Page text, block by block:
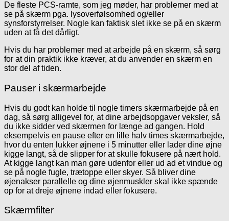
De fleste PCS-ramte, som jeg møder, har problemer med at
se på skærm pga. lysoverfølsomhed og/eller
synsforstyrrelser. Nogle kan faktisk slet ikke se på en skærm
uden at få det dårligt.
Hvis du har problemer med at arbejde på en skærm, så sørg
for at din praktik ikke kræver, at du anvender en skærm en
stor del af tiden.
Pauser i skærmarbejde
Hvis du godt kan holde til nogle timers skærmarbejde på en
dag, så sørg alligevel for, at dine arbejdsopgaver veksler, så
du ikke sidder ved skærmen for længe ad gangen. Hold
eksempelvis en pause efter en lille halv times skærmarbejde,
hvor du enten lukker øjnene i 5 minutter eller lader dine øjne
kigge langt, så de slipper for at skulle fokusere på nært hold.
At kigge langt kan man gøre udenfor eller ud ad et vindue og
se på nogle fugle, trætoppe eller skyer. Så bliver dine
øjenakser parallelle og dine øjenmuskler skal ikke spænde
op for at dreje øjnene indad eller fokusere.
Skærmfilter